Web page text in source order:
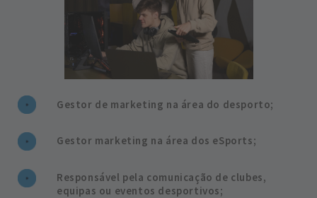
Gestor de marketing na área do desporto;
Gestor marketing na área dos eSports;
Responsável pela comunicação de clubes,
equipas ou eventos desportivos;